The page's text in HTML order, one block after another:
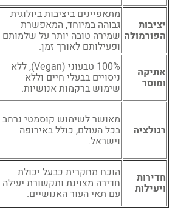
מתאפיינים ביציבות ביולוגית
גבוהה במיוחד, המאפשרת
שמירה טובה יותר על שלמותם
ופעילותם לאורך זמן.
100% טבעוני (Vegan), ללא
ניסויים בבעלי חיים וללא
שימוש ברקמות אנושיות.
מאושר לשימוש קוסמטי נרחב
בכל העולם, כולל באירופה
וישראל.
הוכח מחקרית כבעל יכולת
חדירה מצוינת ותקשורת יעילה
עם תאי העור האנושיים.